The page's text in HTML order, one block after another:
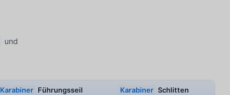
und
Karabiner Führungsseil Karabiner Schlitten